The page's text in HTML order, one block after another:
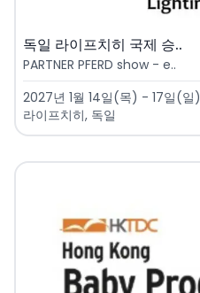
독일 라이프치히 국제 승..
PARTNER PFERD show - e..
2027년 1월 14일(목) - 17일(일)
라이프치히, 독일